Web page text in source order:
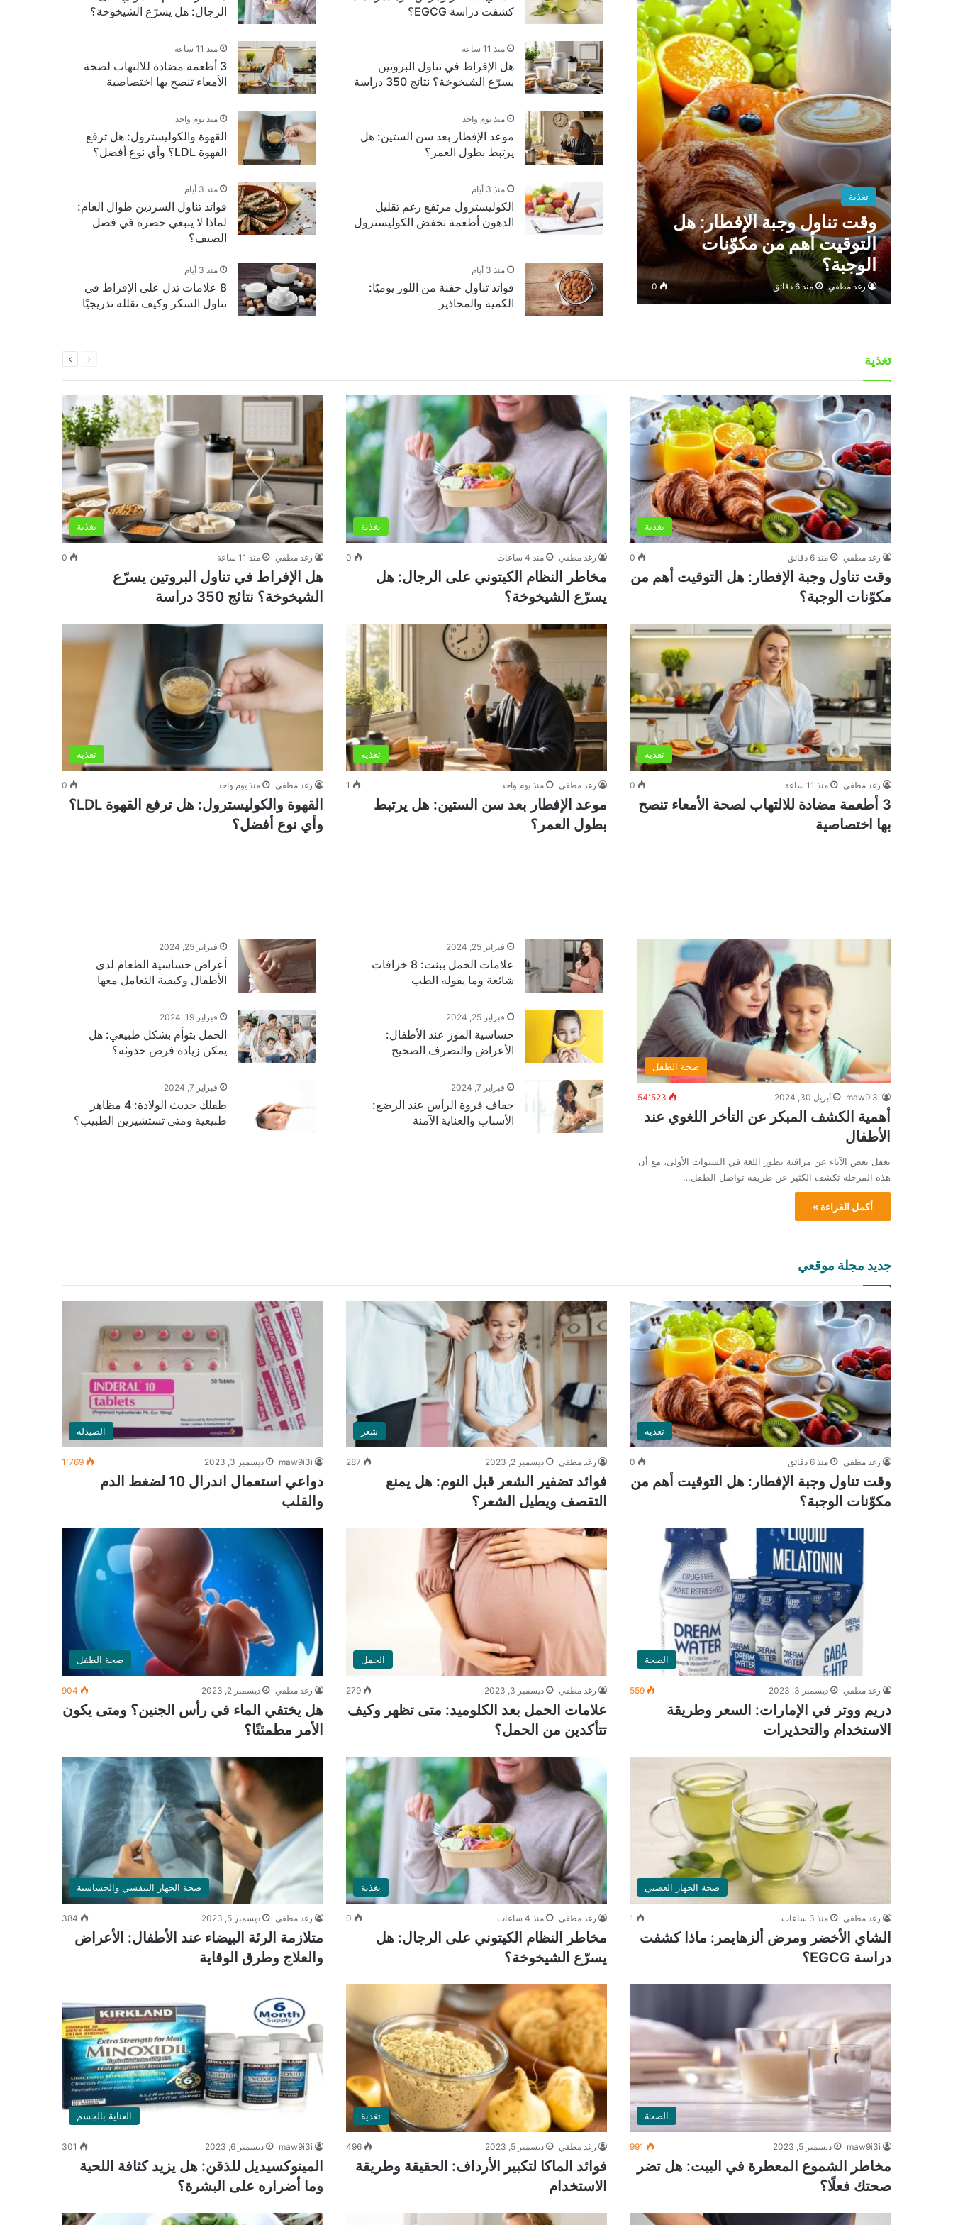
تغذية
وقت تناول وجبة الإفطار: هل
التوقيت أهم من مكوّنات
الوجبة؟
رغد مطفي منذ 6 دقائق 0
كشفت دراسة EGCG؟
الرجال: هل يسرّع الشيخوخة؟
منذ 11 ساعة
هل الإفراط في تناول البروتين
يسرّع الشيخوخة؟ نتائج 350 دراسة
منذ 11 ساعة
3 أطعمة مضادة للالتهاب لصحة
الأمعاء تنصح بها اختصاصية
منذ يوم واحد
موعد الإفطار بعد سن الستين: هل
يرتبط بطول العمر؟
منذ يوم واحد
القهوة والكوليسترول: هل ترفع
القهوة LDL؟ وأي نوع أفضل؟
منذ 3 أيام
الكوليسترول مرتفع رغم تقليل
الدهون أطعمة تخفض الكوليسترول
منذ 3 أيام
فوائد تناول السردين طوال العام:
لماذا لا ينبغي حصره في فصل
الصيف؟
منذ 3 أيام
فوائد تناول حفنة من اللوز يوميًا:
الكمية والمحاذير
منذ 3 أيام
8 علامات تدل على الإفراط في
تناول السكر وكيف تقلله تدريجيًا
تغذية الصفحةالصفحة
تغذية
رغد مطفي منذ 6 دقائق 0
وقت تناول وجبة الإفطار: هل التوقيت أهم من
مكوّنات الوجبة؟
تغذية
رغد مطفي منذ 4 ساعات 0
مخاطر النظام الكيتوني على الرجال: هل
يسرّع الشيخوخة؟
تغذية
رغد مطفي منذ 11 ساعة 0
هل الإفراط في تناول البروتين يسرّع
الشيخوخة؟ نتائج 350 دراسة
تغذية
رغد مطفي منذ 11 ساعة 0
3 أطعمة مضادة للالتهاب لصحة الأمعاء تنصح
بها اختصاصية
تغذية
رغد مطفي منذ يوم واحد 1
موعد الإفطار بعد سن الستين: هل يرتبط
بطول العمر؟
تغذية
رغد مطفي منذ يوم واحد 0
القهوة والكوليسترول: هل ترفع القهوة LDL؟
وأي نوع أفضل؟
صحة الطفل
maw9i3i أبريل 30, 2024 54٬523
أهمية الكشف المبكر عن التأخر اللغوي عند
الأطفال
يغفل بعض الآباء عن مراقبة تطور اللغة في السنوات الأولى، مع أن
هذه المرحلة تكشف الكثير عن طريقة تواصل الطفل…
أكمل القراءة »
فبراير 25, 2024
علامات الحمل ببنت: 8 خرافات
شائعة وما يقوله الطب
فبراير 25, 2024
أعراض حساسية الطعام لدى
الأطفال وكيفية التعامل معها
فبراير 25, 2024
حساسية الموز عند الأطفال:
الأعراض والتصرف الصحيح
فبراير 19, 2024
الحمل بتوأم بشكل طبيعي: هل
يمكن زيادة فرص حدوثه؟
فبراير 7, 2024
جفاف فروة الرأس عند الرضع:
الأسباب والعناية الآمنة
فبراير 7, 2024
طفلك حديث الولادة: 4 مظاهر
طبيعية ومتى تستشيرين الطبيب؟
جديد مجلة موقعي
تغذية
رغد مطفي منذ 6 دقائق 0
وقت تناول وجبة الإفطار: هل التوقيت أهم من
مكوّنات الوجبة؟
شعر
رغد مطفي ديسمبر 2, 2023 287
فوائد تضفير الشعر قبل النوم: هل يمنع
التقصف ويطيل الشعر؟
الصيدلة
maw9i3i ديسمبر 3, 2023 1٬769
دواعي استعمال اندرال 10 لضغط الدم
والقلب
الصحة
رغد مطفي ديسمبر 3, 2023 559
دريم ووتر في الإمارات: السعر وطريقة
الاستخدام والتحذيرات
الحمل
رغد مطفي ديسمبر 3, 2023 279
علامات الحمل بعد الكلوميد: متى تظهر وكيف
تتأكدين من الحمل؟
صحة الطفل
رغد مطفي ديسمبر 2, 2023 904
هل يختفي الماء في رأس الجنين؟ ومتى يكون
الأمر مطمئنًا؟
صحة الجهاز العصبي
رغد مطفي منذ 3 ساعات 1
الشاي الأخضر ومرض ألزهايمر: ماذا كشفت
دراسة EGCG؟
تغذية
رغد مطفي منذ 4 ساعات 0
مخاطر النظام الكيتوني على الرجال: هل
يسرّع الشيخوخة؟
صحة الجهاز التنفسي والحساسية
رغد مطفي ديسمبر 5, 2023 384
متلازمة الرئة البيضاء عند الأطفال: الأعراض
والعلاج وطرق الوقاية
الصحة
maw9i3i ديسمبر 5, 2023 991
مخاطر الشموع المعطرة في البيت: هل تضر
صحتك فعلًا؟
تغذية
رغد مطفي ديسمبر 5, 2023 496
فوائد الماكا لتكبير الأرداف: الحقيقة وطريقة
الاستخدام
العناية بالجسم
maw9i3i ديسمبر 6, 2023 301
المينوكسيديل للذقن: هل يزيد كثافة اللحية
وما أضراره على البشرة؟